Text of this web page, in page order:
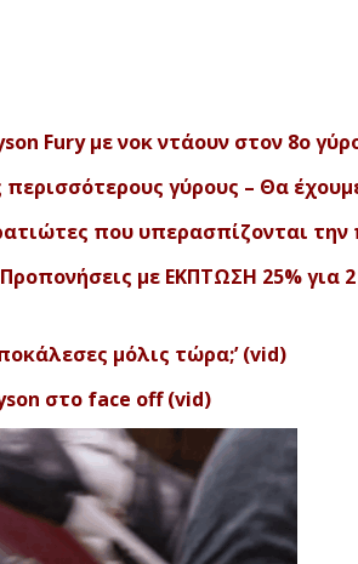
Fury με νοκ ντάουν στον 8ο
γύρους – Θα
που υπερασπίζονται την
με ΕΚΠΤΩΣΗ 25% για
μόλις τώρα;’ (vid)
στο face off (vid)